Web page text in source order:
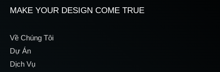
MAKE YOUR DESIGN COME TRUE
Về Chúng Tôi
Dự Án
Dịch Vụ